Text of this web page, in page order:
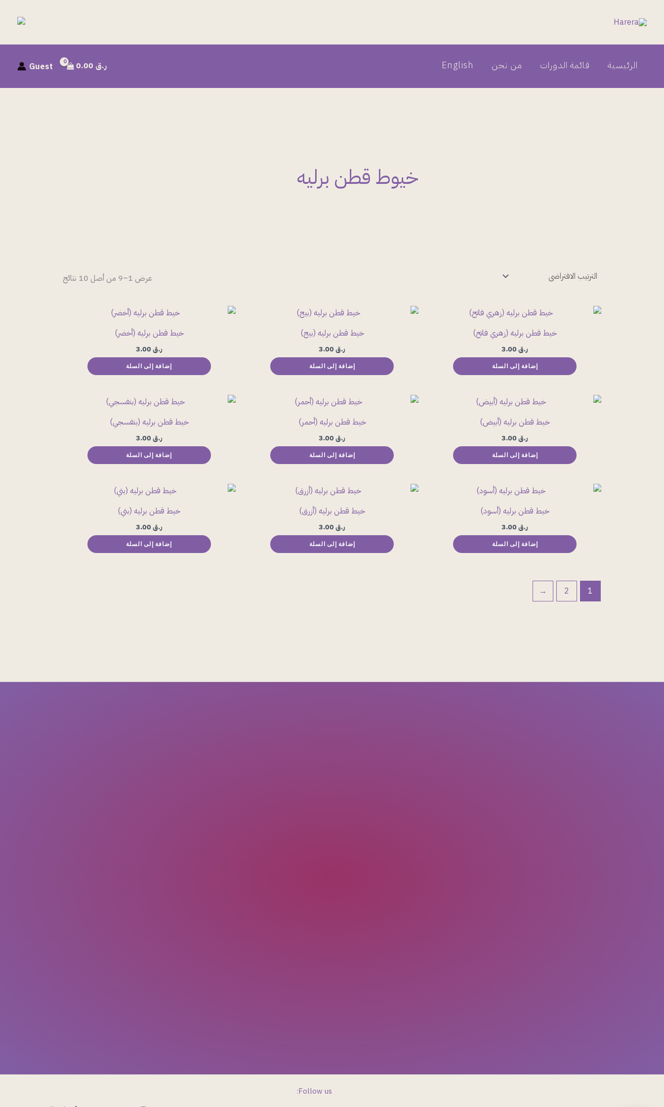
الرئيسية قائمة الدورات من نحن English ر.ق Guest
خيوط قطن برليه
عرض 1–9 من أصل 10 نتائج
خيط قطن برليه (زهري فاتح)
ر.ق3.00
إضافة إلى السلة
خيط قطن برليه (بيج)
ر.ق
إضافة إلى السلة
خيط قطن برليه (أخضر)
ر.ق
إضافة إلى السلة
خيط قطن برليه (أبيض)
ر.ق3.00
إضافة إلى السلة
خيط قطن برليه (أحمر)
ر.ق
إضافة إلى السلة
خيط قطن برليه (بنفسجي)
ر.ق
إضافة إلى السلة
خيط قطن برليه (أسود)
ر.ق3.00
إضافة إلى السلة
خيط قطن برليه (أزرق)
ر.ق
إضافة إلى السلة
خيط قطن برليه (بني)
ر.ق
إضافة إلى السلة
1
2
←
Follow us: